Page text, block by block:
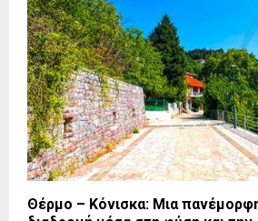
Θέρμο – Κόνισκα: Μια